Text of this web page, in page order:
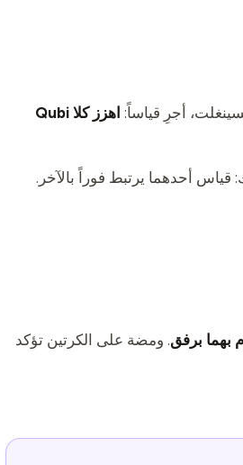
اهزز كلا Qubi
قياس أحدهما يرتبط فوراً بالآخر.
بهما برفق. ومضة على الكرتين تؤكد